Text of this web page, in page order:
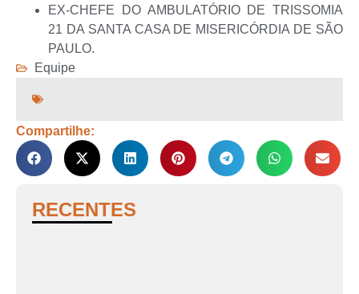
EX-CHEFE DO AMBULATÓRIO DE TRISSOMIA
21 DA SANTA CASA DE MISERICÓRDIA DE SÃO
PAULO.
Equipe
Compartilhe:
RECENTES